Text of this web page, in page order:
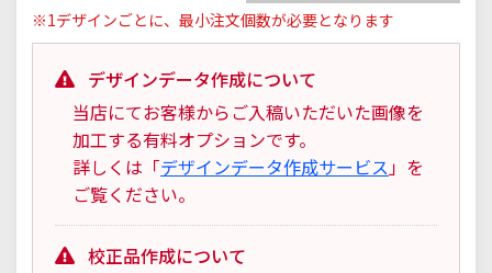
※1デザインごとに、最小注文個数が必要となります
デザインデータ作成について
当店にてお客様からご入稿いただいた画像を
加工する有料オプションです。
詳しくは「デザインデータ作成サービス 」を
ご覧ください。
校正品作成について